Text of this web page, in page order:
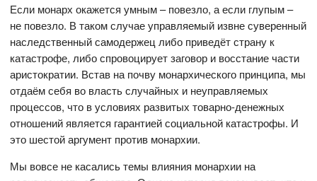
Если монарх окажется умным – повезло, а если глупым –
не повезло. В таком случае управляемый извне суверенный
наследственный самодержец либо приведёт страну к
катастрофе, либо спровоцирует заговор и восстание части
аристократии. Встав на почву монархического принципа, мы
отдаём себя во власть случайных и неуправляемых
процессов, что в условиях развитых товарно-денежных
отношений является гарантией социальной катастрофы. И
это шестой аргумент против монархии.
Мы вовсе не касались темы влияния монархии на